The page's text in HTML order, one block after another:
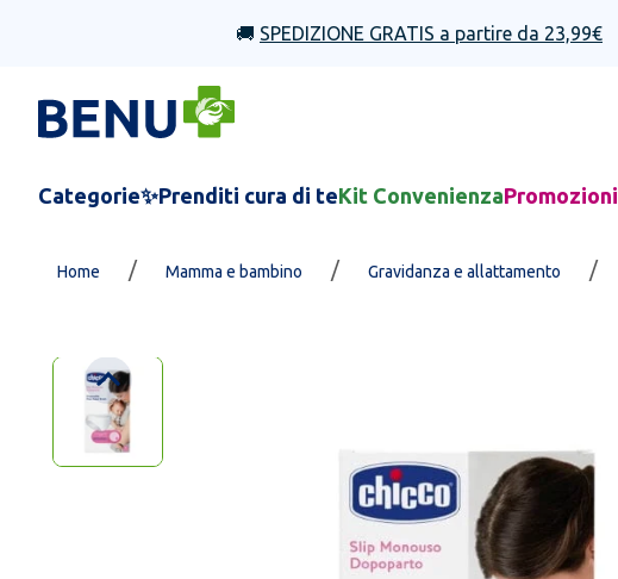
🚚 SPEDIZIONE GRATIS a partire da 23,99€
Categorie✨Prenditi cura di teKit ConvenienzaPromozioni
Home / Mamma e bambino / Gravidanza e allattamento /